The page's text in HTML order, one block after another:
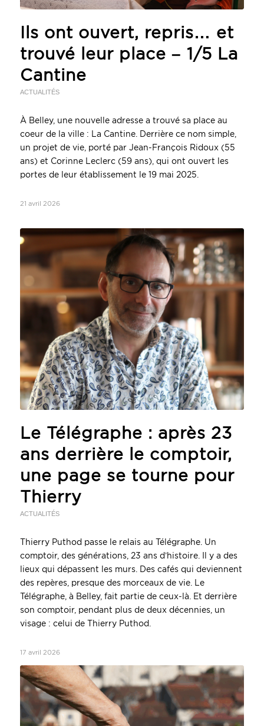
Ils ont ouvert, repris… et
trouvé leur place – 1/5 La
Cantine
ACTUALITÉS
À Belley, une nouvelle adresse a trouvé sa place au
coeur de la ville : La Cantine. Derrière ce nom simple,
un projet de vie, porté par Jean-François Ridoux (55
ans) et Corinne Leclerc (59 ans), qui ont ouvert les
portes de leur établissement le 19 mai 2025.
21 avril 2026
Le Télégraphe : après 23
ans derrière le comptoir,
une page se tourne pour
Thierry
ACTUALITÉS
Thierry Puthod passe le relais au Télégraphe. Un
comptoir, des générations, 23 ans d’histoire. Il y a des
lieux qui dépassent les murs. Des cafés qui deviennent
des repères, presque des morceaux de vie. Le
Télégraphe, à Belley, fait partie de ceux-là. Et derrière
son comptoir, pendant plus de deux décennies, un
visage : celui de Thierry Puthod.
17 avril 2026